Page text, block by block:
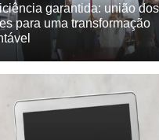
garantida: união dos
para uma transformação